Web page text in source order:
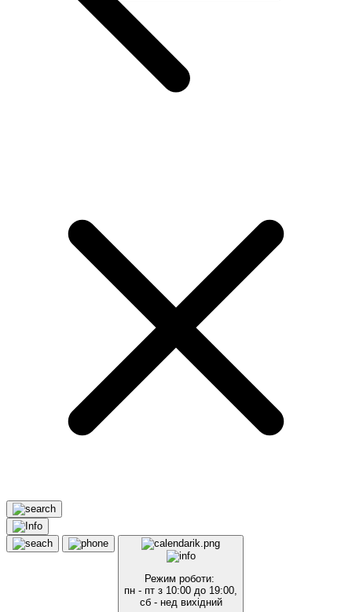
Режим роботи:
пн - пт з 10:00 до 19:00,
сб - нед вихідний